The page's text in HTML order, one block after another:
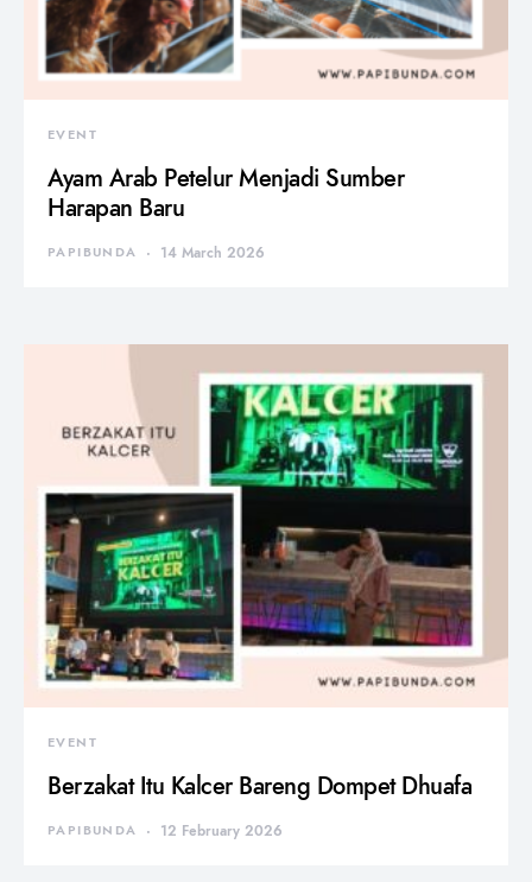
EVENT
Ayam Arab Petelur Menjadi Sumber
Harapan Baru
PAPIBUNDA 14 March 2026
EVENT
Berzakat Itu Kalcer Bareng Dompet Dhuafa
PAPIBUNDA 12 February 2026